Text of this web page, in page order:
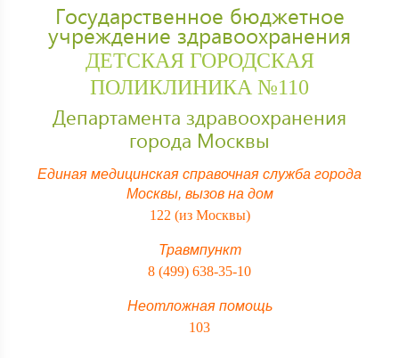
Государственное бюджетное
учреждение здравоохранения
ДЕТСКАЯ ГОРОДСКАЯ
ПОЛИКЛИНИКА №110
Департамента здравоохранения
города Москвы
Единая медицинская справочная служба города
Москвы, вызов на дом
122 (из Москвы)
Травмпункт
8 (499) 638-35-10
Неотложная помощь
103